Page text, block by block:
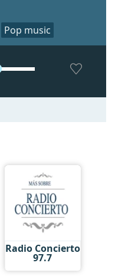
Pop music
Radio Concierto
97.7